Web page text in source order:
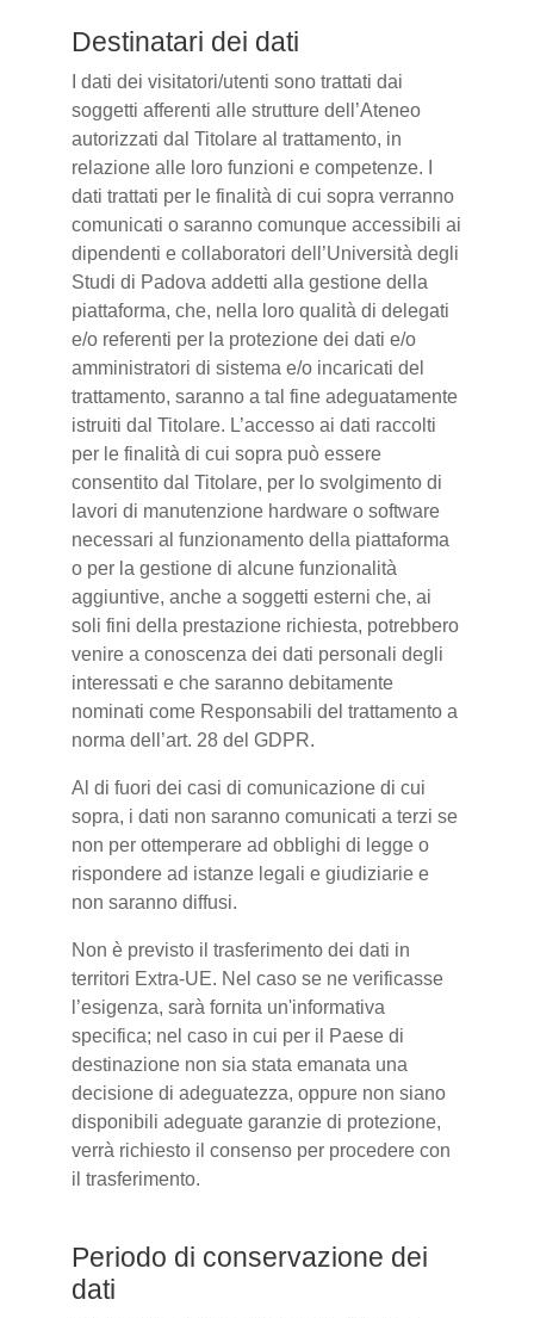
Destinatari dei dati
I dati dei visitatori/utenti sono trattati dai
soggetti afferenti alle strutture dell’Ateneo
autorizzati dal Titolare al trattamento, in
relazione alle loro funzioni e competenze. I
dati trattati per le finalità di cui sopra verranno
comunicati o saranno comunque accessibili ai
dipendenti e collaboratori dell’Università degli
Studi di Padova addetti alla gestione della
piattaforma, che, nella loro qualità di delegati
e/o referenti per la protezione dei dati e/o
amministratori di sistema e/o incaricati del
trattamento, saranno a tal fine adeguatamente
istruiti dal Titolare. L’accesso ai dati raccolti
per le finalità di cui sopra può essere
consentito dal Titolare, per lo svolgimento di
lavori di manutenzione hardware o software
necessari al funzionamento della piattaforma
o per la gestione di alcune funzionalità
aggiuntive, anche a soggetti esterni che, ai
soli fini della prestazione richiesta, potrebbero
venire a conoscenza dei dati personali degli
interessati e che saranno debitamente
nominati come Responsabili del trattamento a
norma dell’art. 28 del GDPR.
Al di fuori dei casi di comunicazione di cui
sopra, i dati non saranno comunicati a terzi se
non per ottemperare ad obblighi di legge o
rispondere ad istanze legali e giudiziarie e
non saranno diffusi.
Non è previsto il trasferimento dei dati in
territori Extra-UE. Nel caso se ne verificasse
l’esigenza, sarà fornita un'informativa
specifica; nel caso in cui per il Paese di
destinazione non sia stata emanata una
decisione di adeguatezza, oppure non siano
disponibili adeguate garanzie di protezione,
verrà richiesto il consenso per procedere con
il trasferimento.
Periodo di conservazione dei
dati